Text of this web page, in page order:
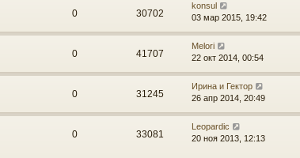
0 30702
konsul
03 мар 2015, 19:42
0 41707
Melori
22 окт 2014, 00:54
0 31245
Ирина и Гектор
26 апр 2014, 20:49
0 33081
Leopardic
20 ноя 2013, 12:13